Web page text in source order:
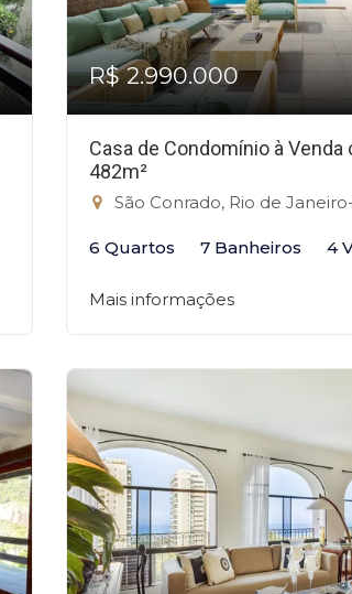
R$ 2.990.000
Casa de Condomínio à
482m²
São Conrado, Rio de
6 Quartos 7 Banheiros 4
Mais informações